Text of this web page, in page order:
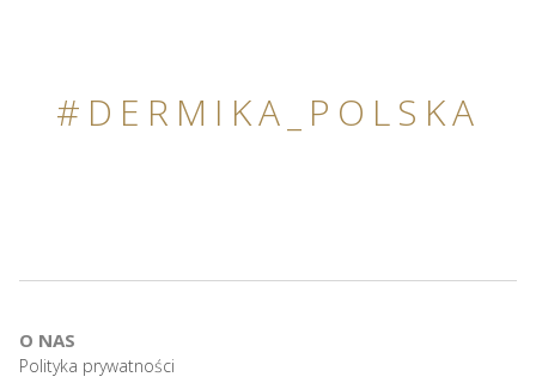
#DERMIKA_POLSKA
O NAS
Polityka prywatności